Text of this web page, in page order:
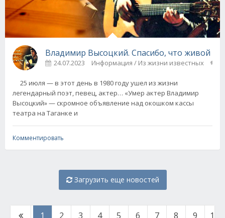
Владимир Высоцкий. Спасибо, что живой
24.07.2023 Информация / Из жизни известных
25 июля — в этот день в 1980 году ушел из жизни
легендарный поэт, певец, актер… «Умер актер Владимир
Высоцкий» — скромное объявление над окошком кассы
театра на Таганке и
Комментировать
Загрузить еще новостей
1 2 3 4 5 6 7 8 9 10